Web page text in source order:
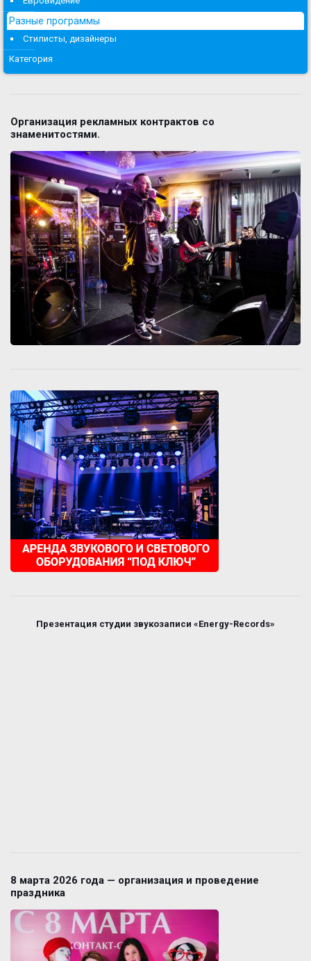
Разные программы
Стилисты, дизайнеры
Категория
Организация рекламных контрактов со
знаменитостями.
Презентация студии звукозаписи «Energy-Records»
8 марта 2026 года — организация и проведение
праздника